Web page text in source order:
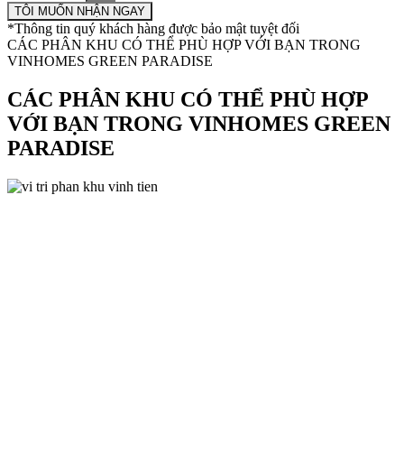
TÔI MUỐN NHẬN NGAY
*Thông tin quý khách hàng được bảo mật tuyệt đối
CÁC PHÂN KHU CÓ THỂ PHÙ HỢP VỚI BẠN TRONG
VINHOMES GREEN PARADISE
CÁC PHÂN KHU CÓ THỂ PHÙ HỢP
VỚI BẠN TRONG VINHOMES GREEN
PARADISE